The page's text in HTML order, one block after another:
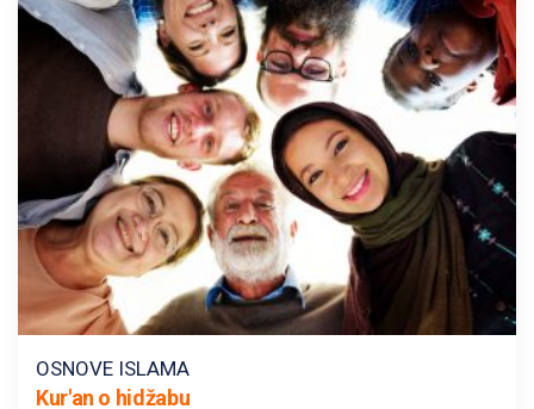
OSNOVE ISLAMA
Kur'an o hidžabu